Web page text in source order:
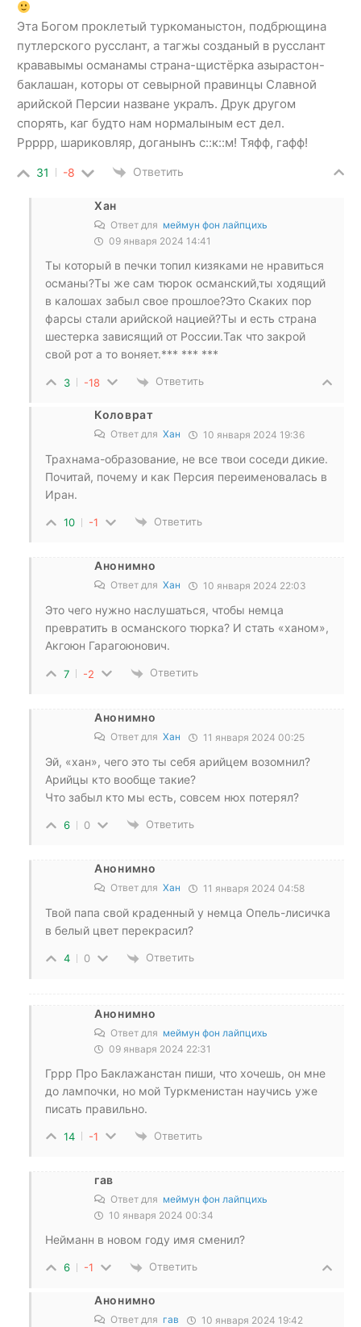
Эта Богом проклетый туркоманыстон, подбрющина
путлерского русслант, а тагжы созданый в русслант
крававымы османамы страна-щистёрка азырастон-
баклашан, которы от севырной правинцы Славной
арийской Персии назване укралъ. Друк другом
спорять, каг будто нам нормалыным ест дел.
Ррррр, шариковляр, доганынъ с::к::м! Тяфф, гафф!
31 -8 Ответить
Хан
Ответ для меймун фон лайпцихь
09 января 2024 14:41
Ты который в печки топил кизяками не нравиться
османы?Ты же сам тюрок османский,ты ходящий
в калошах забыл свое прошлое?Это Скаких пор
фарсы стали арийской нацией?Ты и есть страна
шестерка зависящий от России.Так что закрой
свой рот а то воняет.*** *** ***
3 -18 Ответить
Коловрат
Ответ для Хан 10 января 2024 19:36
Трахнама-образование, не все твои соседи дикие.
Почитай, почему и как Персия переименовалась в
Иран.
10 -1 Ответить
Анонимно
Ответ для Хан 10 января 2024 22:03
Это чего нужно наслушаться, чтобы немца
превратить в османского тюрка? И стать «ханом»,
Акгоюн Гарагоюнович.
7 -2 Ответить
Анонимно
Ответ для Хан 11 января 2024 00:25
Эй, «хан», чего это ты себя арийцем возомнил?
Арийцы кто вообще такие?
Что забыл кто мы есть, совсем нюх потерял?
6 0 Ответить
Анонимно
Ответ для Хан 11 января 2024 04:58
Твой папа свой краденный у немца Опель-лисичка
в белый цвет перекрасил?
4 0 Ответить
Анонимно
Ответ для меймун фон лайпцихь
09 января 2024 22:31
Гррр Про Баклажанстан пиши, что хочешь, он мне
до лампочки, но мой Туркменистан научись уже
писать правильно.
14 -1 Ответить
гав
Ответ для меймун фон лайпцихь
10 января 2024 00:34
Нейманн в новом году имя сменил?
6 -1 Ответить
Анонимно
Ответ для гав 10 января 2024 19:42